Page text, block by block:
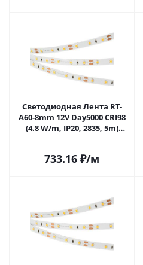
Светодиодная Лента RT-
A60-8mm 12V Day5000 CRI98
(4.8 W/m, IP20, 2835, 5m)
733.16 ₽/м